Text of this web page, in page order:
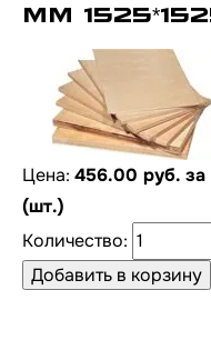
мм
Цена: 456.00 руб. за
(шт.)
Количество: